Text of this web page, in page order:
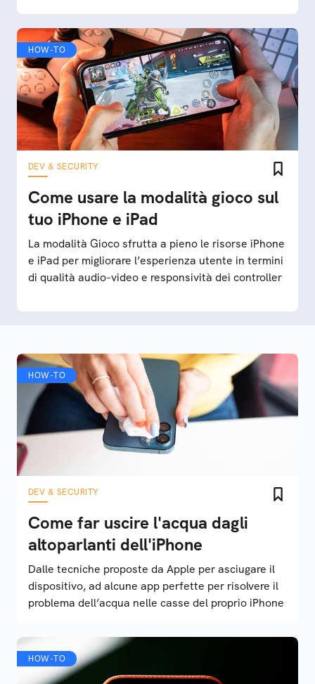
HOW-TO
DEV & SECURITY
Come usare la modalità gioco sul
tuo iPhone e iPad
La modalità Gioco sfrutta a pieno le risorse iPhone
e iPad per migliorare l’esperienza utente in termini
di qualità audio-video e responsività dei controller
HOW-TO
DEV & SECURITY
Come far uscire l'acqua dagli
altoparlanti dell'iPhone
Dalle tecniche proposte da Apple per asciugare il
dispositivo, ad alcune app perfette per risolvere il
problema dell’acqua nelle casse del proprio iPhone
HOW-TO